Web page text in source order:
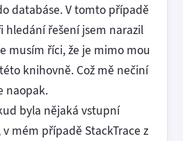
databáse. V tomto případě
hledání řešení jsem narazil
musím říci, že je mimo mou
knihovně. Což mě nečiní
naopak.
byla nějaká vstupní
mém případě StackTrace z